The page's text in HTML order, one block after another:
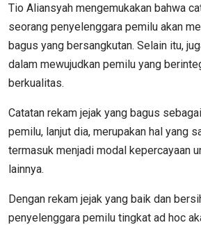
Tio Aliansyah mengemukakan bahwa
seorang penyelenggara pemilu akan
bagus yang bersangkutan. Selain itu,
dalam mewujudkan pemilu yang
berkualitas.
Catatan rekam jejak yang bagus
pemilu, lanjut dia, merupakan hal yang
termasuk menjadi modal kepercayaan
lainnya.
Dengan rekam jejak yang baik dan
penyelenggara pemilu tingkat ad hoc